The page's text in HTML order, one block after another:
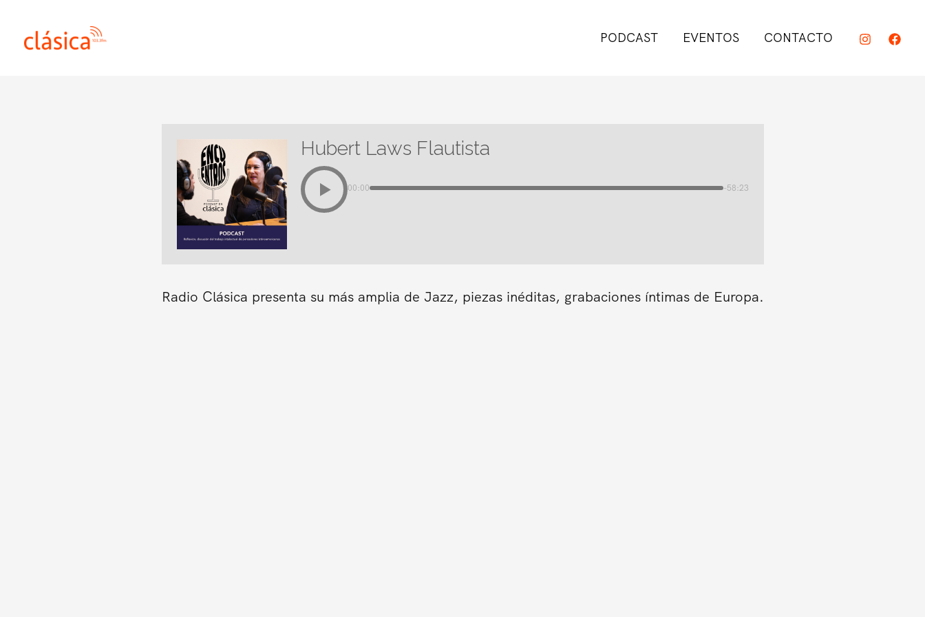
contenido
PODCAST EVENTOS CONTACTO
Hubert Laws Flautista
00:00 -58:23
Radio Clásica presenta su más amplia de Jazz, piezas inéditas, grabaciones íntimas de Europa.